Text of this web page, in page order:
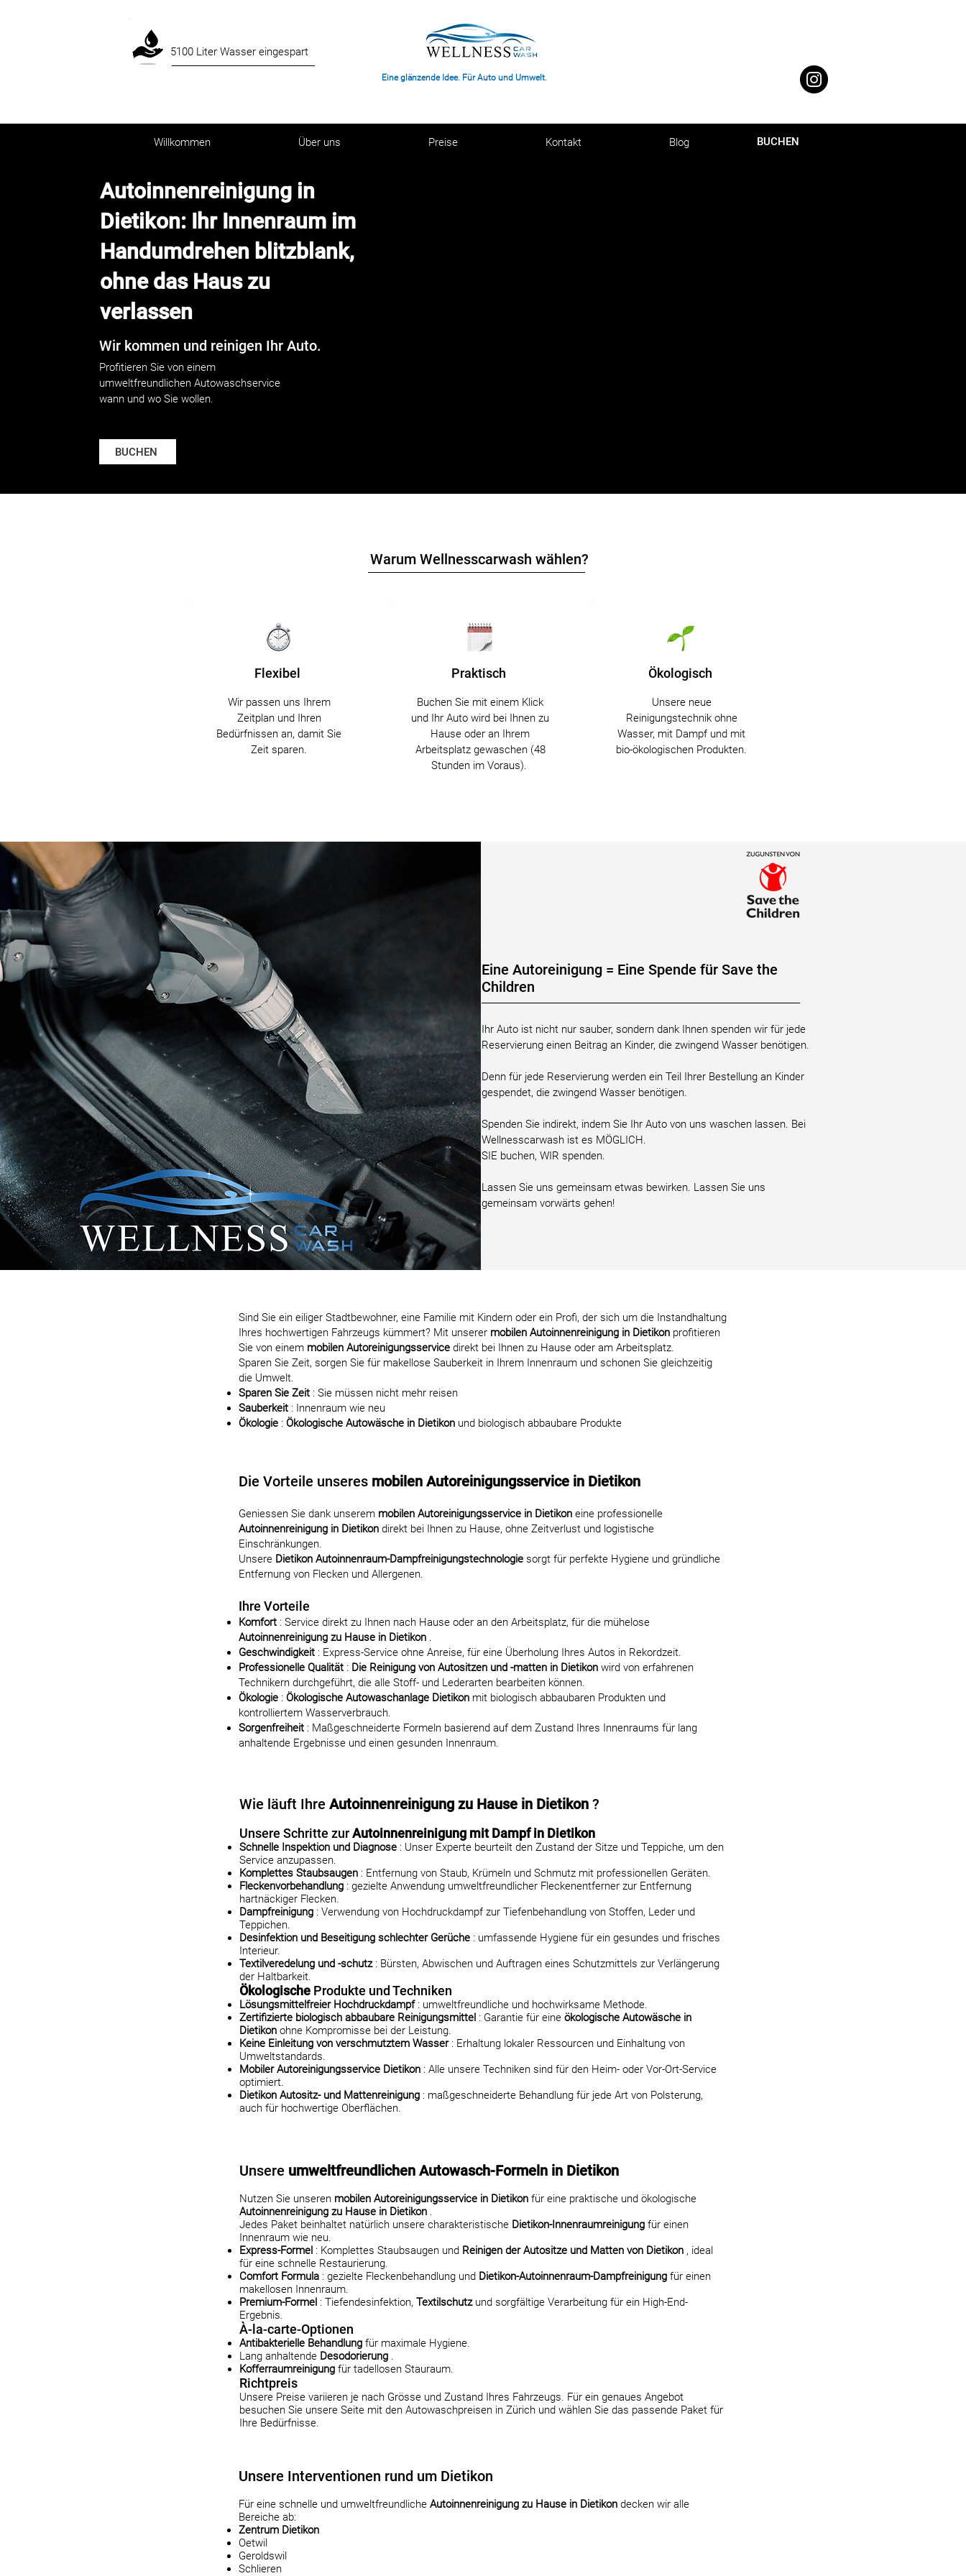
5100 Liter Wasser eingespart
Eine glänzende Idee. Für Auto und Umwelt.
Willkommen Über uns Preise Kontakt Blog BUCHEN
Autoinnenreinigung in
Dietikon: Ihr Innenraum im
Handumdrehen blitzblank,
ohne das Haus zu
verlassen
Wir kommen und reinigen Ihr Auto.
Profitieren Sie von einem
umweltfreundlichen Autowaschservice
wann und wo Sie wollen.
BUCHEN
Warum Wellnesscarwash wählen?
Flexibel
Wir passen uns Ihrem
Zeitplan und Ihren
Bedürfnissen an, damit Sie
Zeit sparen.
Praktisch
Buchen Sie mit einem Klick
und Ihr Auto wird bei Ihnen zu
Hause oder an Ihrem
Arbeitsplatz gewaschen (48
Stunden im Voraus).
Ökologisch
Unsere neue
Reinigungstechnik ohne
Wasser, mit Dampf und mit
bio-ökologischen Produkten.
Eine Autoreinigung = Eine Spende für Save the
Children
Ihr Auto ist nicht nur sauber, sondern dank Ihnen spenden wir für jede
Reservierung einen Beitrag an Kinder, die zwingend Wasser benötigen.
Denn für jede Reservierung werden ein Teil Ihrer Bestellung an Kinder
gespendet, die zwingend Wasser benötigen.
Spenden Sie indirekt, indem Sie Ihr Auto von uns waschen lassen. Bei
Wellnesscarwash ist es MÖGLICH.
SIE buchen, WIR spenden.
Lassen Sie uns gemeinsam etwas bewirken. Lassen Sie uns
gemeinsam vorwärts gehen!
Sind Sie ein eiliger Stadtbewohner, eine Familie mit Kindern oder ein Profi, der sich um die Instandhaltung
Ihres hochwertigen Fahrzeugs kümmert? Mit unserer mobilen Autoinnenreinigung in Dietikon profitieren
Sie von einem mobilen Autoreinigungsservice direkt bei Ihnen zu Hause oder am Arbeitsplatz.
Sparen Sie Zeit, sorgen Sie für makellose Sauberkeit in Ihrem Innenraum und schonen Sie gleichzeitig
die Umwelt.
Sparen Sie Zeit : Sie müssen nicht mehr reisen
Sauberkeit : Innenraum wie neu
Ökologie : Ökologische Autowäsche in Dietikon und biologisch abbaubare Produkte
Die Vorteile unseres mobilen Autoreinigungsservice in Dietikon
Geniessen Sie dank unserem mobilen Autoreinigungsservice in Dietikon eine professionelle
Autoinnenreinigung in Dietikon direkt bei Ihnen zu Hause, ohne Zeitverlust und logistische
Einschränkungen.
Unsere Dietikon Autoinnenraum-Dampfreinigungstechnologie sorgt für perfekte Hygiene und gründliche
Entfernung von Flecken und Allergenen.
Ihre Vorteile
Komfort : Service direkt zu Ihnen nach Hause oder an den Arbeitsplatz, für die mühelose
Autoinnenreinigung zu Hause in Dietikon .
Geschwindigkeit : Express-Service ohne Anreise, für eine Überholung Ihres Autos in Rekordzeit.
Professionelle Qualität : Die Reinigung von Autositzen und -matten in Dietikon wird von erfahrenen
Technikern durchgeführt, die alle Stoff- und Lederarten bearbeiten können.
Ökologie : Ökologische Autowaschanlage Dietikon mit biologisch abbaubaren Produkten und
kontrolliertem Wasserverbrauch.
Sorgenfreiheit : Maßgeschneiderte Formeln basierend auf dem Zustand Ihres Innenraums für lang
anhaltende Ergebnisse und einen gesunden Innenraum.
Wie läuft Ihre Autoinnenreinigung zu Hause in Dietikon ?
Unsere Schritte zurAutoinnenreinigung mit Dampf in Dietikon
Schnelle Inspektion und Diagnose : Unser Experte beurteilt den Zustand der Sitze und Teppiche, um den
Service anzupassen.
Komplettes Staubsaugen : Entfernung von Staub, Krümeln und Schmutz mit professionellen Geräten.
Fleckenvorbehandlung : gezielte Anwendung umweltfreundlicher Fleckenentferner zur Entfernung
hartnäckiger Flecken.
Dampfreinigung : Verwendung von Hochdruckdampf zur Tiefenbehandlung von Stoffen, Leder und
Teppichen.
Desinfektion und Beseitigung schlechter Gerüche : umfassende Hygiene für ein gesundes und frisches
Interieur.
Textilveredelung und -schutz: Bürsten, Abwischen und Auftragen eines Schutzmittels zur Verlängerung
der Haltbarkeit.
Ökologische Produkte und Techniken
Lösungsmittelfreier Hochdruckdampf: umweltfreundliche und hochwirksame Methode.
Zertifizierte biologisch abbaubare Reinigungsmittel : Garantie für eine ökologische Autowäsche in
Dietikon ohne Kompromisse bei der Leistung.
Keine Einleitung von verschmutztem Wasser: Erhaltung lokaler Ressourcen und Einhaltung von
Umweltstandards.
Mobiler Autoreinigungsservice Dietikon : Alle unsere Techniken sind für den Heim- oder Vor-Ort-Service
optimiert.
Dietikon Autositz- und Mattenreinigung : maßgeschneiderte Behandlung für jede Art von Polsterung,
auch für hochwertige Oberflächen.
Unsere umweltfreundlichen Autowasch-Formeln in Dietikon
Nutzen Sie unseren mobilen Autoreinigungsservice in Dietikon für eine praktische und ökologische
Autoinnenreinigung zu Hause in Dietikon .
Jedes Paket beinhaltet natürlich unsere charakteristische Dietikon-Innenraumreinigung für einen
Innenraum wie neu.
Express-Formel : Komplettes Staubsaugen und Reinigen der Autositze und Matten von Dietikon , ideal
für eine schnelle Restaurierung.
Comfort Formula : gezielte Fleckenbehandlung und Dietikon-Autoinnenraum-Dampfreinigung für einen
makellosen Innenraum.
Premium-Formel : Tiefendesinfektion, Textilschutzund sorgfältige Verarbeitung für ein High-End-
Ergebnis.
À-la-carte-Optionen
Antibakterielle Behandlung für maximale Hygiene.
Lang anhaltende Desodorierung .
Kofferraumreinigung für tadellosen Stauraum.
Richtpreis
Unsere Preise variieren je nach Grösse und Zustand Ihres Fahrzeugs. Für ein genaues Angebot
besuchen Sie unsere Seite mit den Autowaschpreisen in Zürich und wählen Sie das passende Paket für
Ihre Bedürfnisse.
Unsere Interventionen rund um Dietikon
Für eine schnelle und umweltfreundliche Autoinnenreinigung zu Hause in Dietikon decken wir alle
Bereiche ab:
Zentrum Dietikon
Oetwil
Geroldswil
Schlieren